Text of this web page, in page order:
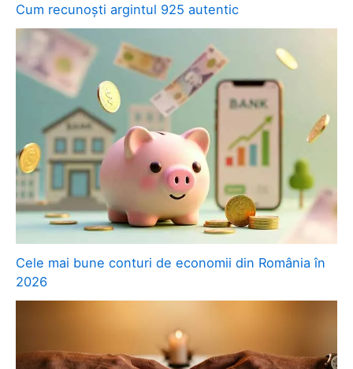
Cum recunoști argintul 925 autentic
Cele mai bune conturi de economii din România în
2026